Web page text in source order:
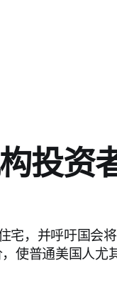
投资
宅，并呼吁国会
使普通美国人尤